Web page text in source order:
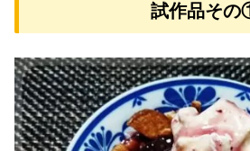
試作品そ